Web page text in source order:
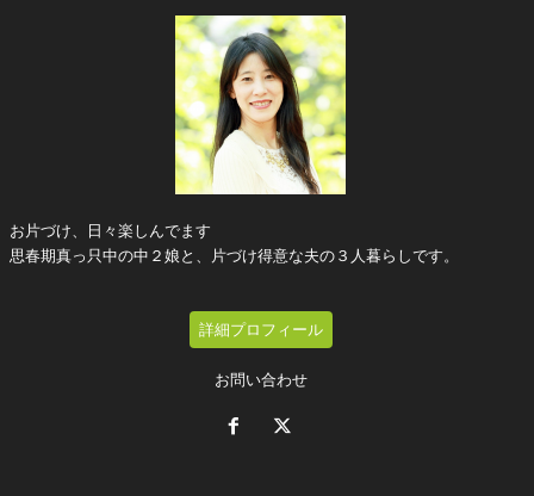
お片づけ、日々楽しんでます
思春期真っ只中の中２娘と、片づけ得意な夫の３人暮らしです。
詳細プロフィール
お問い合わせ